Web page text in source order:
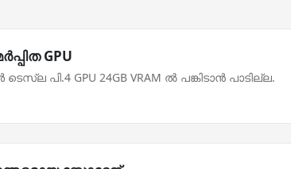
GPU
പി.4 GPU 24GB VRAM ല്‍ പങ്കിടാന്‍ പാടില്ല.